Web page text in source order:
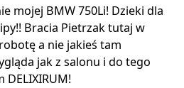
mojej BMW 750Li! Dzieki dla
Bracia Pietrzak tutaj w
a nie jakieś tam
jak z salonu i do tego